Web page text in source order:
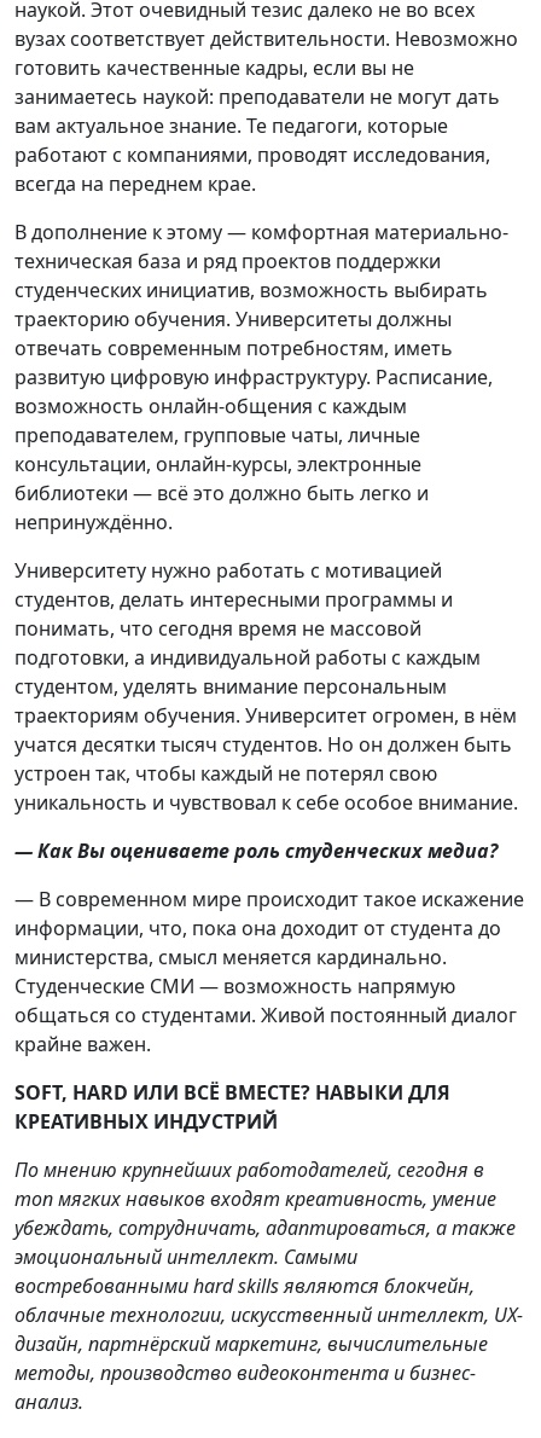
наукой. Этот очевидный тезис далеко не во всех
вузах соответствует действительности. Невозможно
готовить качественные кадры, если вы не
занимаетесь наукой: преподаватели не могут дать
вам актуальное знание. Те педагоги, которые
работают с компаниями, проводят исследования,
всегда на переднем крае.
В дополнение к этому — комфортная материально-
техническая база и ряд проектов поддержки
студенческих инициатив, возможность выбирать
траекторию обучения. Университеты должны
отвечать современным потребностям, иметь
развитую цифровую инфраструктуру. Расписание,
возможность онлайн-общения с каждым
преподавателем, групповые чаты, личные
консультации, онлайн-курсы, электронные
библиотеки — всё это должно быть легко и
непринуждённо.
Университету нужно работать с мотивацией
студентов, делать интересными программы и
понимать, что сегодня время не массовой
подготовки, а индивидуальной работы с каждым
студентом, уделять внимание персональным
траекториям обучения. Университет огромен, в нём
учатся десятки тысяч студентов. Но он должен быть
устроен так, чтобы каждый не потерял свою
уникальность и чувствовал к себе особое внимание.
— Как Вы оцениваете роль студенческих медиа?
— В современном мире происходит такое искажение
информации, что, пока она доходит от студента до
министерства, смысл меняется кардинально.
Студенческие СМИ — возможность напрямую
общаться со студентами. Живой постоянный диалог
крайне важен.
SOFT, HARD ИЛИ ВСЁ ВМЕСТЕ? НАВЫКИ ДЛЯ
КРЕАТИВНЫХ ИНДУСТРИЙ
По мнению крупнейших работодателей, сегодня в
топ мягких навыков входят креативность, умение
убеждать, сотрудничать, адаптироваться, а также
эмоциональный интеллект. Самыми
востребованными hard skills являются блокчейн,
облачные технологии, искусственный интеллект, UX-
дизайн, партнёрский маркетинг, вычислительные
методы, производство видеоконтента и бизнес-
анализ.